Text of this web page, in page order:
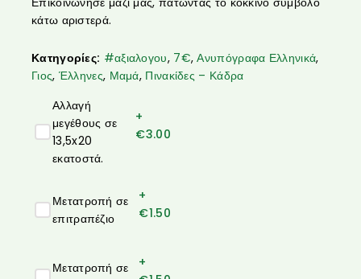
κάτω αριστερά.
Κατηγορίες: #αξιαλογου, 7€,Ανυπόγραφα Ελληνικά,
Γιος, Έλληνες, Μαμά, Πινακίδες – Κάδρα
Αλλαγή
μεγέθους σε
13,5x20
εκατοστά.
+
€3.00
Μετατροπή σε
επιτραπέζιο
+
€1.50
Μετατροπή σε
+